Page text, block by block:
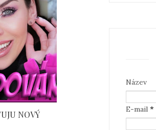
NOVÝ
Název
E-mail *